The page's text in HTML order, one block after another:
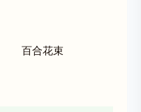
百合花束